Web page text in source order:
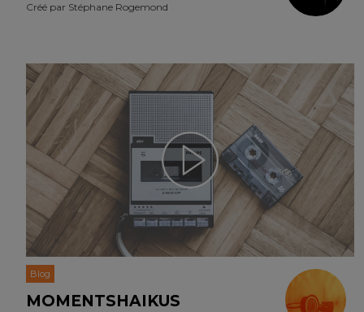
Créé par Stéphane Rogemond
Blog
MOMENTSHAIKUS